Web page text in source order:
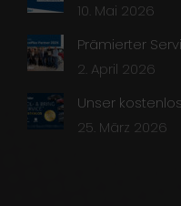
10. Mai 2026
Prämierter
2. April 2026
Unser
25. März 2026